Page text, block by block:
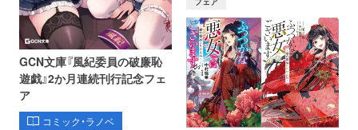
GCN文庫『風紀委員の破廉恥
遊戯』2か月連続刊行記念フェ
ア
コミック・ラノベ